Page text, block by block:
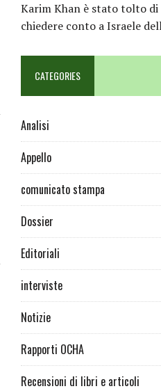
Karim Khan è stato tolto di
chiedere conto a Israele
CATEGORIES
Analisi
Appello
comunicato stampa
Dossier
Editoriali
interviste
Notizie
Rapporti OCHA
Recensioni di libri e articoli